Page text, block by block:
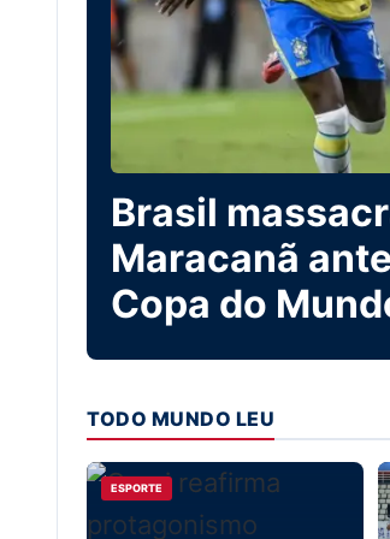
Brasil
Maracanã
Copa do
TODO MUNDO LEU
ESPORTE